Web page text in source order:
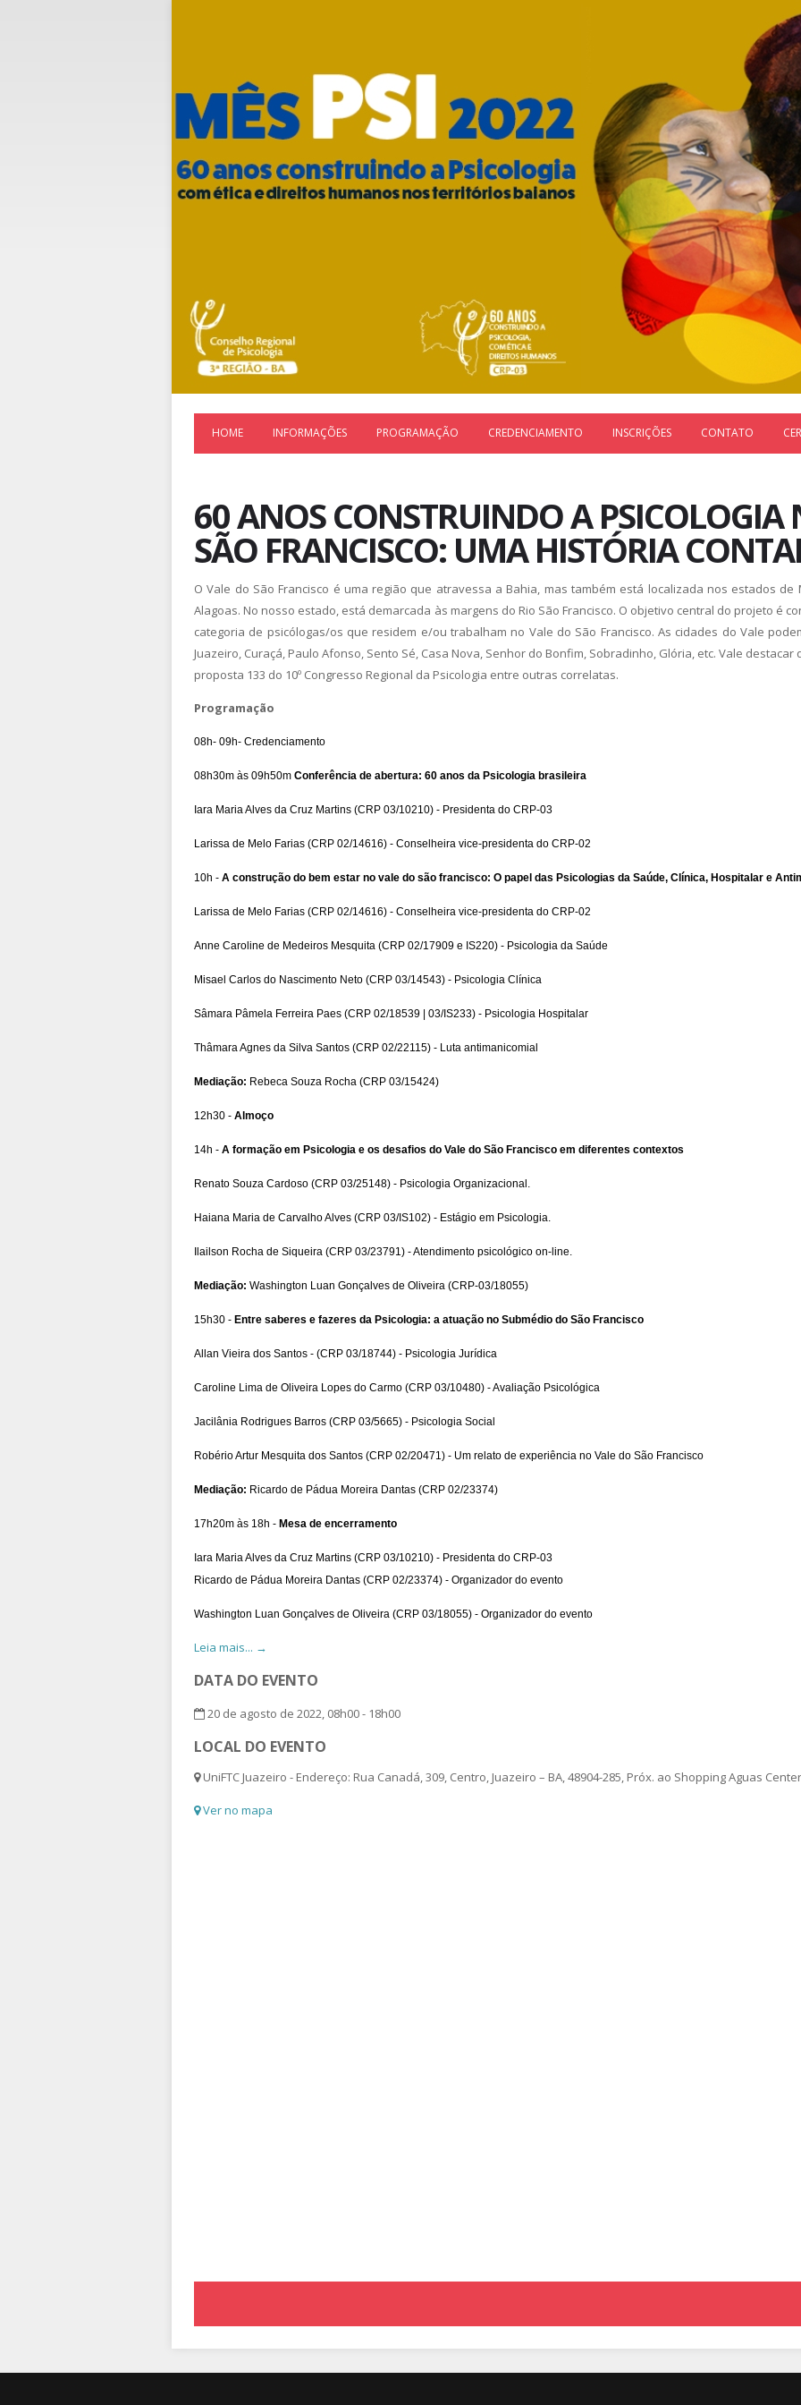
HOME INFORMAÇÕES PROGRAMAÇÃO CREDENCIAMENTO INSCRIÇÕES CONTATO
60 ANOS CONSTRUINDO A PSICOLOGIA
SÃO FRANCISCO: UMA HISTÓRIA
O Vale do São Francisco é uma região que atravessa a Bahia, mas também está localizada nos estados de
Alagoas. No nosso estado, está demarcada às margens do Rio São Francisco. O objetivo central do projeto é
categoria de psicólogas/os que residem e/ou trabalham no Vale do São Francisco. As cidades do Vale
Juazeiro, Curaçá, Paulo Afonso, Sento Sé, Casa Nova, Senhor do Bonfim, Sobradinho, Glória, etc. Vale
proposta 133 do 10º Congresso Regional da Psicologia entre outras correlatas.
Programação
08h- 09h- Credenciamento
08h30m às 09h50m Conferência de abertura: 60 anos da Psicologia brasileira
Iara Maria Alves da Cruz Martins (CRP 03/10210) - Presidenta do CRP-03
Larissa de Melo Farias (CRP 02/14616) - Conselheira vice-presidenta do CRP-02
10h - A construção do bem estar no vale do são francisco: O papel das Psicologias da Saúde, Clínica, Hospitalar e
Larissa de Melo Farias (CRP 02/14616) - Conselheira vice-presidenta do CRP-02
Anne Caroline de Medeiros Mesquita (CRP 02/17909 e IS220) - Psicologia da Saúde
Misael Carlos do Nascimento Neto (CRP 03/14543) - Psicologia Clínica
Sâmara Pâmela Ferreira Paes (CRP 02/18539 | 03/IS233) - Psicologia Hospitalar
Thâmara Agnes da Silva Santos (CRP 02/22115) - Luta antimanicomial
Mediação: Rebeca Souza Rocha (CRP 03/15424)
12h30 - Almoço
14h - A formação em Psicologia e os desafios do Vale do São Francisco em diferentes contextos
Renato Souza Cardoso (CRP 03/25148) - Psicologia Organizacional.
Haiana Maria de Carvalho Alves (CRP 03/IS102) - Estágio em Psicologia.
Ilailson Rocha de Siqueira (CRP 03/23791) - Atendimento psicológico on-line.
Mediação: Washington Luan Gonçalves de Oliveira (CRP-03/18055)
15h30 - Entre saberes e fazeres da Psicologia: a atuação no Submédio do São Francisco
Allan Vieira dos Santos - (CRP 03/18744) - Psicologia Jurídica
Caroline Lima de Oliveira Lopes do Carmo (CRP 03/10480) - Avaliação Psicológica
Jacilânia Rodrigues Barros (CRP 03/5665) - Psicologia Social
Robério Artur Mesquita dos Santos (CRP 02/20471) - Um relato de experiência no Vale do São Francisco
Mediação: Ricardo de Pádua Moreira Dantas (CRP 02/23374)
17h20m às 18h - Mesa de encerramento
Iara Maria Alves da Cruz Martins (CRP 03/10210) - Presidenta do CRP-03
Ricardo de Pádua Moreira Dantas (CRP 02/23374) - Organizador do evento
Washington Luan Gonçalves de Oliveira (CRP 03/18055) - Organizador do evento
Leia mais... →
DATA DO EVENTO
20 de agosto de 2022, 08h00 - 18h00
LOCAL DO EVENTO
UniFTC Juazeiro - Endereço: Rua Canadá, 309, Centro, Juazeiro – BA, 48904-285, Próx. ao Shopping Aguas
Ver no mapa